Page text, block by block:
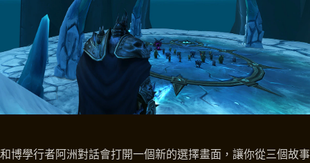
和博學行者阿洲對話會打開一個新的選擇畫面，讓你從三個故事